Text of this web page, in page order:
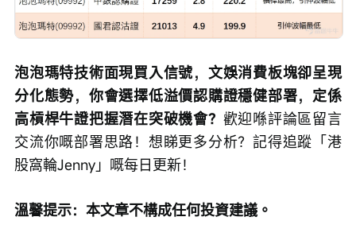
泡泡瑪特技術面現買入信號，文娛消費板塊卻呈現
分化態勢，你會選擇低溢價認購證穩健部署，定係
高槓桿牛證把握潛在突破機會？ 歡迎喺評論區留言
交流你嘅部署思路！想睇更多分析？記得追蹤「港
股窩輪Jenny」嘅每日更新！
溫馨提示：本文章不構成任何投資建議。